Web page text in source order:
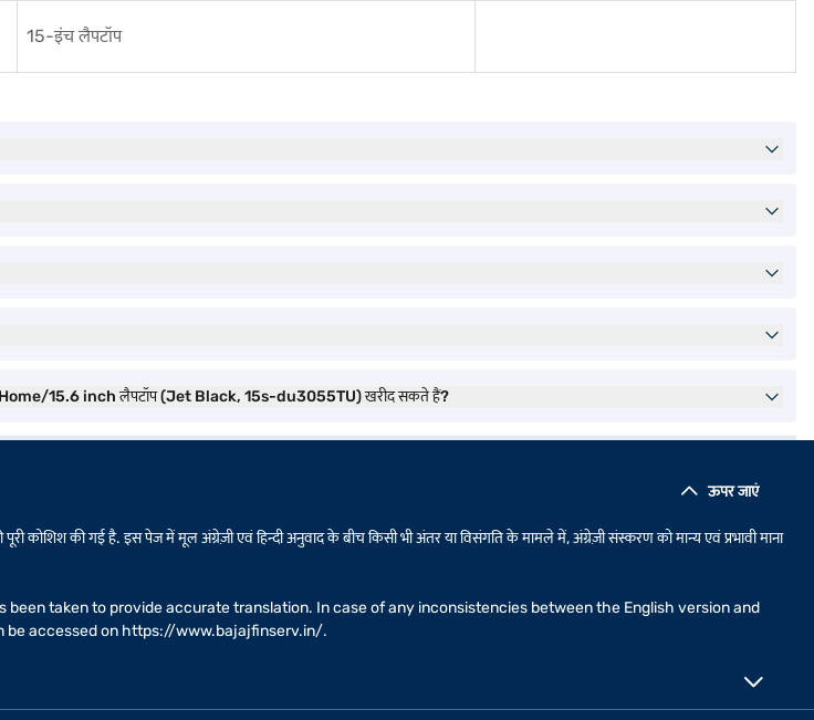
15-इंच लैपटॉप
15.6 inch लैपटॉप (Jet Black, 15s-du3055TU) खरीद सकते हैं?
ऊपर जाएं
कोशिश की गई है. इस पेज में मूल अंग्रेज़ी एवं हिन्दी अनुवाद के बीच किसी भी अंतर या विसंगति के मामले में, अंग्रेज़ी संस्करण को मान्य एवं प्रभावी माना
taken to provide accurate translation. In case of any inconsistencies between the English version and
be accessed on https://www.bajajfinserv.in/.